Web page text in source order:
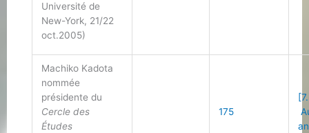
Université de
New-York, 21/22
oct.2005)
Machiko Kadota
nommée
présidente du
Cercle des
Études
175